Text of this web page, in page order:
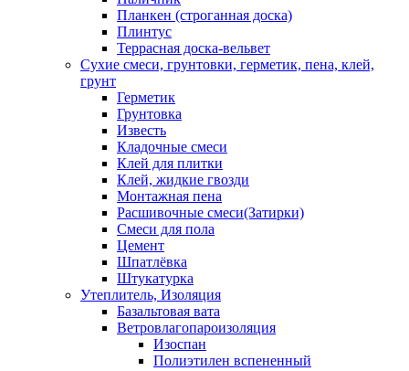
Планкен (строганная доска)
Плинтус
Террасная доска-вельвет
Сухие смеси, грунтовки, герметик, пена, клей,
грунт
Герметик
Грунтовка
Известь
Кладочные смеси
Клей для плитки
Клей, жидкие гвозди
Монтажная пена
Расшивочные смеси(Затирки)
Смеси для пола
Цемент
Шпатлёвка
Штукатурка
Утеплитель, Изоляция
Базальтовая вата
Ветровлагопароизоляция
Изоспан
Полиэтилен вспененный